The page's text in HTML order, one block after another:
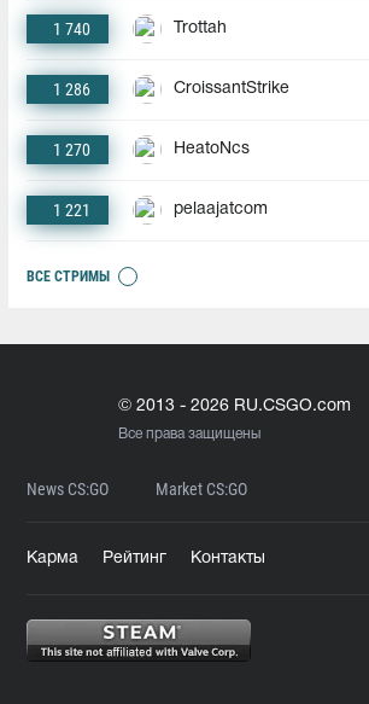
1 740 Trottah
1 286 CroissantStrike
1 270 HeatoNcs
1 221 pelaajatcom
ВСЕ СТРИМЫ
© 2013 - 2026 RU.CSGO.com
Все права защищены
News CS:GO Market CS:GO
Карма Рейтинг Контакты